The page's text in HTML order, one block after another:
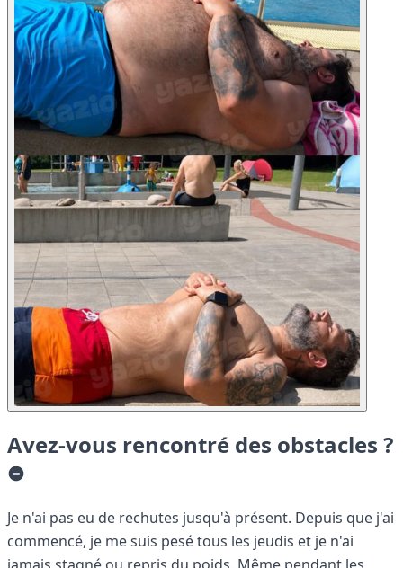
Avez-vous rencontré des obstacles ?
Je n'ai pas eu de rechutes jusqu'à présent. Depuis que j'ai
commencé, je me suis pesé tous les jeudis et je n'ai